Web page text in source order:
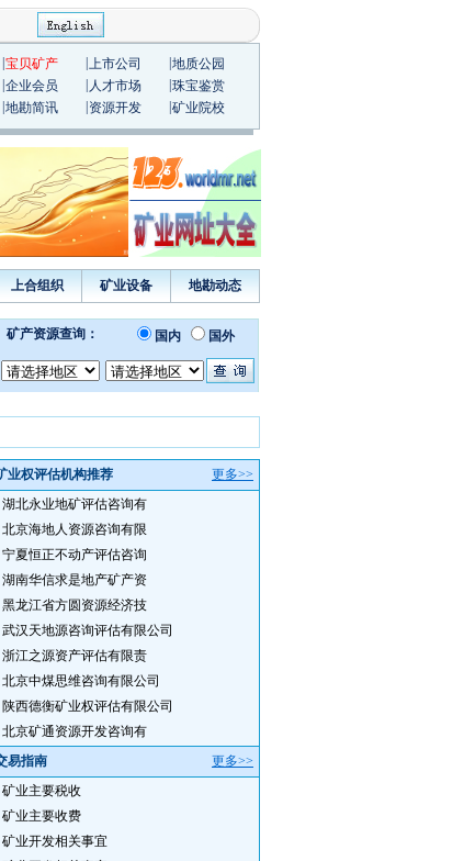
宝贝矿产 上市公司
地质公园
企业会员 人才市场
珠宝鉴赏
地勘简讯 资源开发 矿业院校
上合组织 矿业设备 地勘动态
业权评估机构推荐
更多>>
湖北永业地矿评估咨询有
北京海地人资源咨询有限
宁夏恒正不动产评估咨询
湖南华信求是地产矿产资
黑龙江省方圆资源经济技
武汉天地源咨询评估有限公司
浙江之源资产评估有限责
北京中煤思维咨询有限公司
陕西德衡矿业权评估有限公司
北京矿通资源开发咨询有
易指南
更多>>
矿业主要税收
矿业主要收费
矿业开发相关事宜